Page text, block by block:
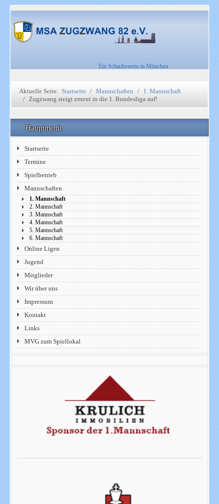
Ein Schachverein in München
Aktuelle Seite: Startseite Mannschaften
1. Mannschaft
Zugzwang steigt erneut in die 1. Bundesliga auf!
Hauptmenü
Startseite
Termine
Spielbetrieb
Mannschaften
1. Mannschaft
2. Mannschaft
3. Mannschaft
4. Mannschaft
5. Mannschaft
6. Mannschaft
Online Ligen
Jugend
Mitglieder
Wir über uns
Impressum
Kontakt
Links
MVG zum Spiellokal